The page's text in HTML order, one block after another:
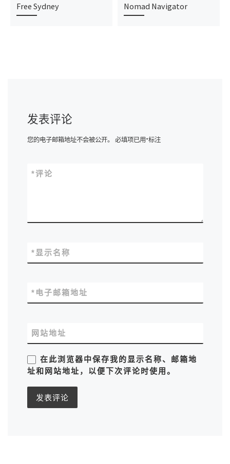
Free Sydney Nomad Navigator
发表评论
您的电子邮箱地址不会被公开。 必填项已用*标注
评论
*
显示名称
*
电子邮箱地址
*
网站地址
在此浏览器中保存我的显示名称、邮箱地
址和网站地址，以便下次评论时使用。